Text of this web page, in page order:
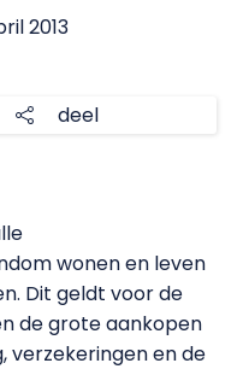
2013
deel
wonen en leven
Dit geldt voor de
de grote aankopen
verzekeringen en de